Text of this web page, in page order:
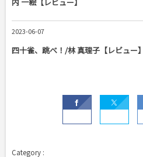
2023-06-07
四十雀、跳べ！/林 真理子【レビュー】